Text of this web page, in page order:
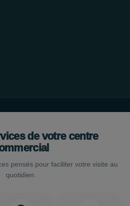
de votre centre
pensés pour faciliter votre visite au
quotidien.